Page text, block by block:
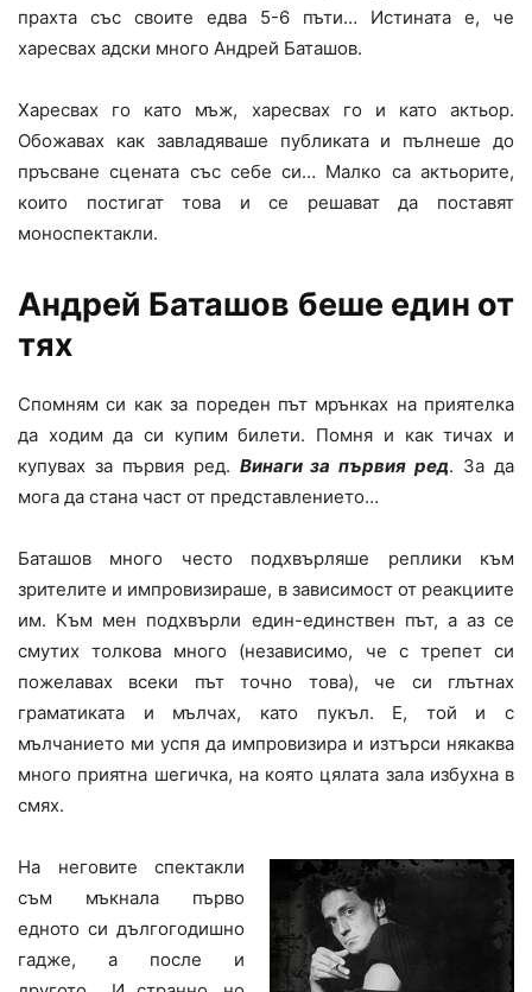
прахта със своите едва 5-6 пъти… Истината е, че
харесвах адски много Андрей Баташов.
Харесвах го като мъж, харесвах го и като актьор.
Обожавах как завладяваше публиката и пълнеше до
пръсване сцената със себе си… Малко са актьорите,
които постигат това и се решават да поставят
моноспектакли.
Андрей Баташов беше един от
тях
Спомням си как за пореден път мрънках на приятелка
да ходим да си купим билети. Помня и как тичах и
купувах за първия ред. Винаги за първия ред. За да
мога да стана част от представлението…
Баташов много често подхвърляше реплики към
зрителите и импровизираше, в зависимост от реакциите
им. Към мен подхвърли един-единствен път, а аз се
смутих толкова много (независимо, че с трепет си
пожелавах всеки път точно това), че си глътнах
граматиката и мълчах, като пукъл. Е, той и с
мълчанието ми успя да импровизира и изтърси някаква
много приятна шегичка, на която цялата зала избухна в
смях.
На неговите спектакли
съм мъкнала първо
едното си дългогодишно
гадже, а после и